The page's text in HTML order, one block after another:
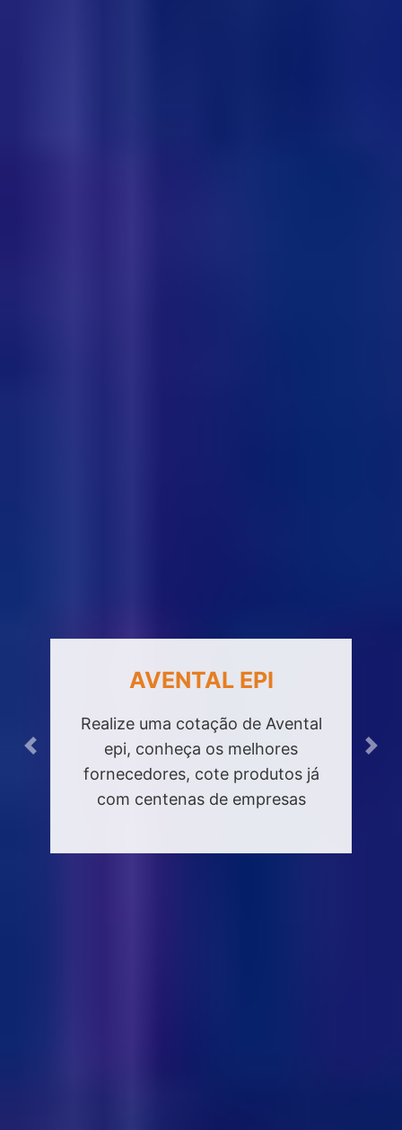
AVENTAL EPI
Realize uma cotação de Avental
epi, conheça os melhores
fornecedores, cote produtos já
com centenas de empresas
Previous Next